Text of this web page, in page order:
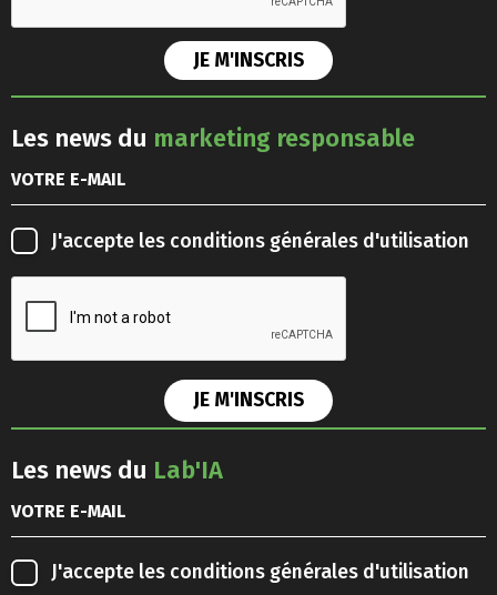
Les news du marketing responsable
J'accepte les conditions générales d'utilisation
Les news du Lab'IA
J'accepte les conditions générales d'utilisation